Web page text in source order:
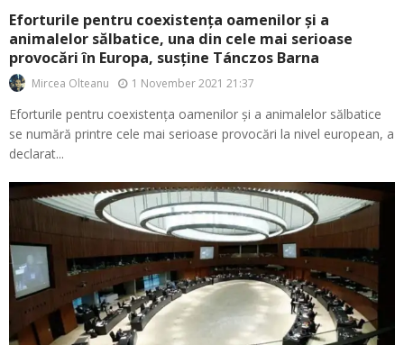
Eforturile pentru coexistența oamenilor și a
animalelor sălbatice, una din cele mai serioase
provocări în Europa, susține Tánczos Barna
Mircea Olteanu 1 November 2021 21:37
Eforturile pentru coexistența oamenilor și a animalelor sălbatice
se numără printre cele mai serioase provocări la nivel european, a
declarat...